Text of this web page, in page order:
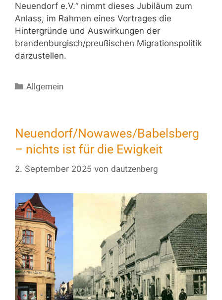
Neuendorf e.V.“ nimmt dieses Jubiläum zum
Anlass, im Rahmen eines Vortrages die
Hintergründe und Auswirkungen der
brandenburgisch/preußischen Migrationspolitik
darzustellen.
Allgemein
Neuendorf/Nowawes/Babelsberg
– nichts ist für die Ewigkeit
2. September 2025 von dautzenberg